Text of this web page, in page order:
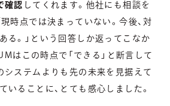
確認 してくれます。他社にも相談を
現時点では決まっていない。今後、対
る。」という回答しか返ってこなか
はこの時点で「できる」と断言して
システムよりも先の未来を見据えて
いることに、とても感心しました。